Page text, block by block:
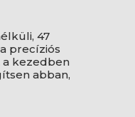
47
precíziós
kezedben
abban,